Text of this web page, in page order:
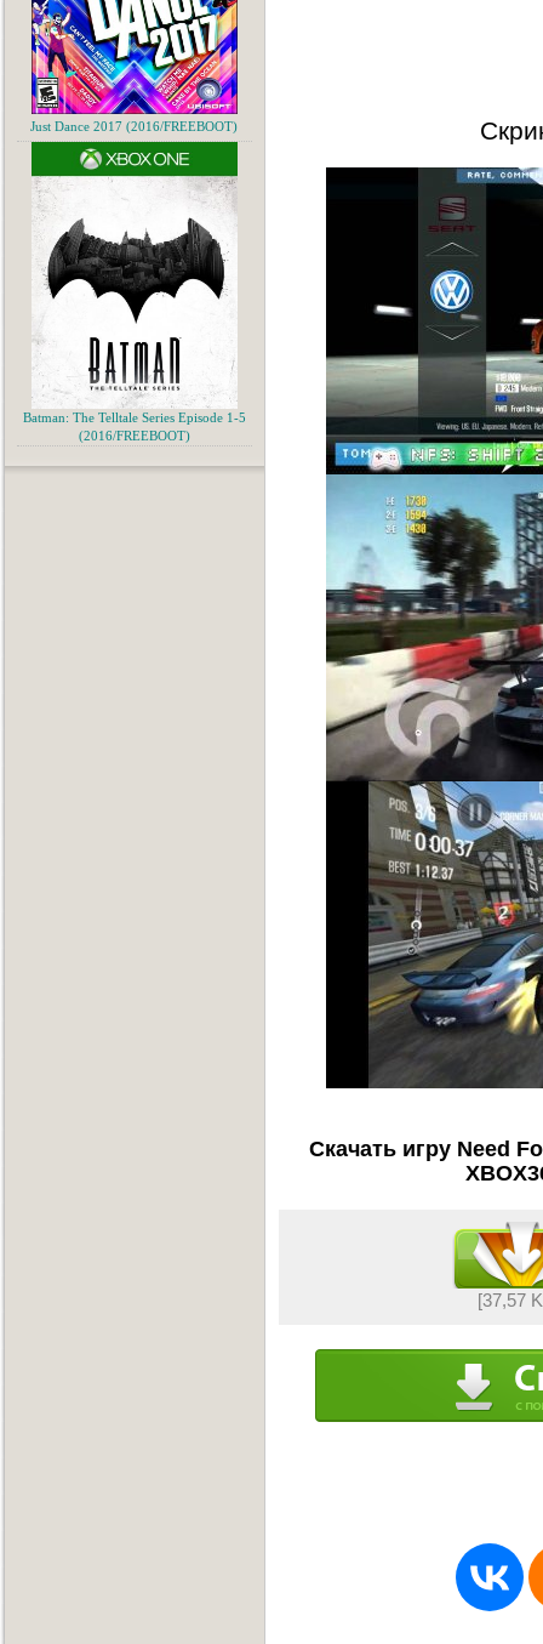
Скачать игру Need
[37,57
Just Dance 2017 (2016/FREEBOOT)
Batman: The Telltale Series Episode 1-5
(2016/FREEBOOT)